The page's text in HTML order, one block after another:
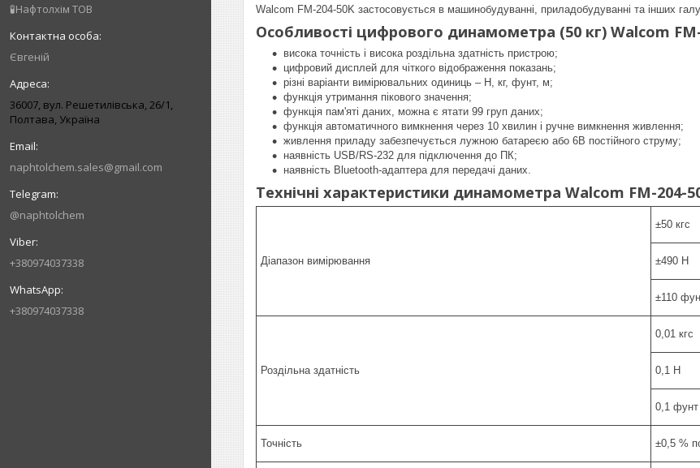
🧪Нафтолхім ТОВ
Євгеній
36007, вул. Решетилівська, 26/1,
Полтава, Україна
naphtolchem.sales@gmail.com
@naphtolchem
+380974037338
+380974037338
Walcom FM-204-50K застосовується в машинобудуванні, приладобудуванні та інших
Особливості цифрового динамометра (50 кг) Walcom
висока точність і висока роздільна здатність пристрою;
цифровий дисплей для чіткого відображення показань;
різні варіанти вимірювальних одиниць – Н, кг, фунт, м;
функція утримання пікового значення;
функція пам'яті даних, можна є ятати 99 груп даних;
функція автоматичного вимкнення через 10 хвилин і ручне вимкнення живлення;
живлення приладу забезпечується лужною батареєю або 6В постійного струму;
наявність USB/RS-232 для підключення до ПК;
наявність Bluetooth-адаптера для передачі даних.
Технічні характеристики динамометра Walcom FM-204-
Діапазон вимірювання
±50 кгс
±490 Н
±110
Роздільна здатність
0,01 кгс
0,1 Н
0,1
Точність ±0,5 %